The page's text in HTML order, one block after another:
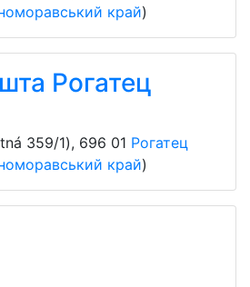
край)
Рогатец
359/1), 696 01 Рогатец
край)